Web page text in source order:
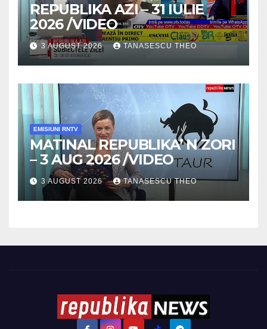
REPUBLIKA AZI – 31 IULIE
2026 /VIDEO
3 AUGUST 2026 TANASESCU THEO
EMISIUNI RNTV
MATINAL REPUBLIKA’ N ZORI
– 3 AUG 2026 /VIDEO
3 AUGUST 2026 TANASESCU THEO